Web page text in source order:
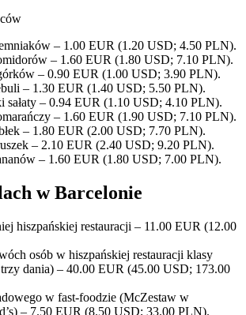
– 1.00 EUR (1.20 USD; 4.50 PLN).
– 1.60 EUR (1.80 USD; 7.10 PLN).
– 0.90 EUR (1.00 USD; 3.90 PLN).
– 1.30 EUR (1.40 USD; 5.50 PLN).
sałaty – 0.94 EUR (1.10 USD; 4.10 PLN).
– 1.60 EUR (1.90 USD; 7.10 PLN).
– 1.80 EUR (2.00 USD; 7.70 PLN).
– 2.10 EUR (2.40 USD; 9.20 PLN).
– 1.60 EUR (1.80 USD; 7.00 PLN).
w Barcelonie
hiszpańskiej restauracji – 11.00 EUR (12.00
osób w hiszpańskiej restauracji klasy
dania) – 40.00 EUR (45.00 USD; 173.00
w fast-foodzie (McZestaw w
– 7.50 EUR (8.50 USD; 33.00 PLN).